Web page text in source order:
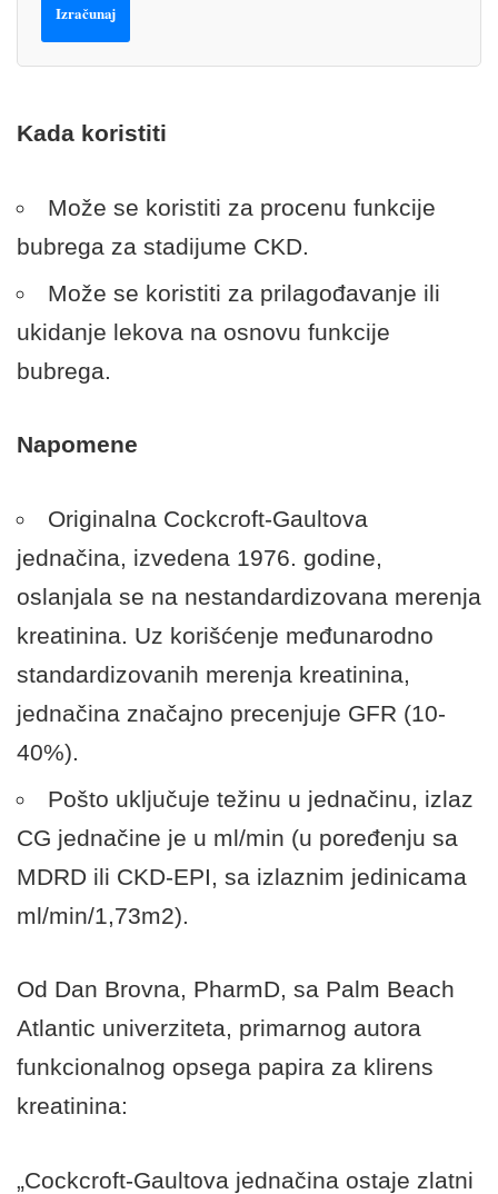
Izračunaj
Kada koristiti
Može se koristiti za procenu funkcije
bubrega za stadijume CKD.
Može se koristiti za prilagođavanje ili
ukidanje lekova na osnovu funkcije
bubrega.
Napomene
Originalna Cockcroft-Gaultova
jednačina, izvedena 1976. godine,
oslanjala se na nestandardizovana merenja
kreatinina. Uz korišćenje međunarodno
standardizovanih merenja kreatinina,
jednačina značajno precenjuje GFR (10-
40%).
Pošto uključuje težinu u jednačinu, izlaz
CG jednačine je u ml/min (u poređenju sa
MDRD ili CKD-EPI, sa izlaznim jedinicama
ml/min/1,73m2).
Od Dan Brovna, PharmD, sa Palm Beach
Atlantic univerziteta, primarnog autora
funkcionalnog opsega papira za klirens
kreatinina:
„Cockcroft-Gaultova jednačina ostaje zlatni